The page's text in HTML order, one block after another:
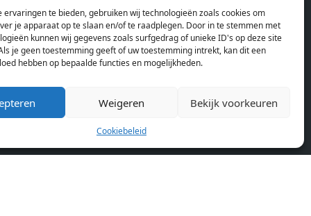
ervaringen te bieden, gebruiken wij technologieën zoals cookies om
je apparaat op te slaan en/of te raadplegen. Door in te stemmen met
kunnen wij gegevens zoals surfgedrag of unieke ID's op deze site
je geen toestemming geeft of uw toestemming intrekt, kan dit een
hebben op bepaalde functies en mogelijkheden.
Weigeren Bekijk voorkeuren
Cookiebeleid
final, and should be used for
informative purpose only. They are
not contractual or binding. Energy
pass This building is not subject to
EnEV. - Flatscreen TV - Hairdryer -
Heating - Towels and sheets - Iron -
Hygiene utensils - Washing machine
- Oven - Microwave - Refrigerator -
Internet - Working desk Homelike
Home
Blog
Over ons
Cookiebeleid (EU)